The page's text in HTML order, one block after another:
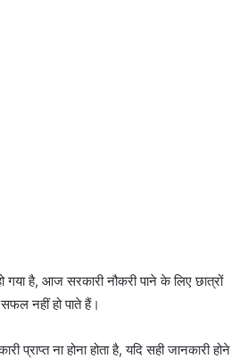
गया है, आज सरकारी नौकरी पाने के लिए छात्रों
नहीं हो पाते हैं।
ना होना होता है, यदि सही जानकारी होने